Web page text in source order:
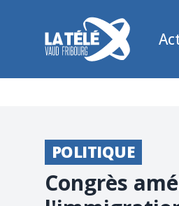
La Télé - Télévision
POLITIQUE
Congrès